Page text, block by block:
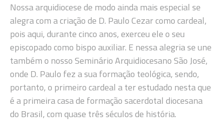
Nossa arquidiocese de modo ainda mais especial se
alegra com a criação de D. Paulo Cezar como cardeal,
pois aqui, durante cinco anos, exerceu ele o seu
episcopado como bispo auxiliar. E nessa alegria se une
também o nosso Seminário Arquidiocesano São José,
onde D. Paulo fez a sua formação teológica, sendo,
portanto, o primeiro cardeal a ter estudado nesta que
é a primeira casa de formação sacerdotal diocesana
do Brasil, com quase três séculos de história.